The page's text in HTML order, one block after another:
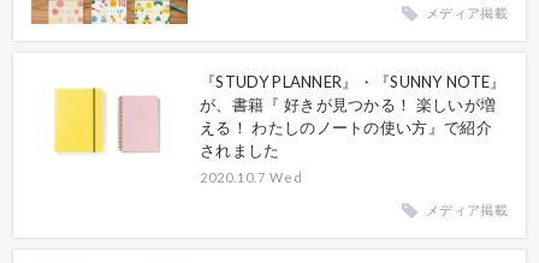
メディア掲載
『STUDY PLANNER』・『SUNNY NOTE』
が、書籍『 好きが見つかる！ 楽しいが増
える！ わたしのノートの使い方』で紹介
されました
2020.10.7 Wed
メディア掲載